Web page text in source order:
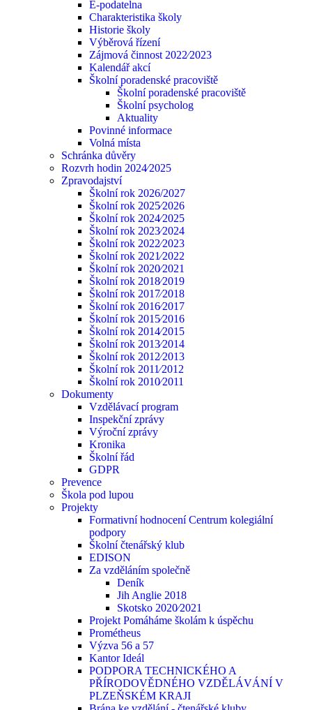
E-podatelna
Charakteristika školy
Historie školy
Výběrová řízení
Zájmová činnost 2022⁄2023
Kalendář akcí
Školní poradenské pracoviště
Školní poradenské pracoviště
Školní psycholog
Aktuality
Povinné informace
Volná místa
Schránka důvěry
Rozvrh hodin 2024⁄2025
Zpravodajství
Školní rok 2026/2027
Školní rok 2025⁄2026
Školní rok 2024⁄2025
Školní rok 2023⁄2024
Školní rok 2022⁄2023
Školní rok 2021⁄2022
Školní rok 2020⁄2021
Školní rok 2018⁄2019
Školní rok 2017⁄2018
Školní rok 2016⁄2017
Školní rok 2015⁄2016
Školní rok 2014⁄2015
Školní rok 2013⁄2014
Školní rok 2012⁄2013
Školní rok 2011⁄2012
Školní rok 2010⁄2011
Dokumenty
Vzdělávací program
Inspekční zprávy
Výroční zprávy
Kronika
Školní řád
GDPR
Prevence
Škola pod lupou
Projekty
Formativní hodnocení Centrum kolegiální
podpory
Školní čtenářský klub
EDISON
Za vzděláním společně
Deník
Jih Anglie 2018
Skotsko 2020⁄2021
Projekt Pomáháme školám k úspěchu
Prométheus
Výzva 56 a 57
Kantor Ideál
PODPORA TECHNICKÉHO A
PŘÍRODOVĚDNÉHO VZDĚLÁVÁNÍ V
PLZEŇSKÉM KRAJI